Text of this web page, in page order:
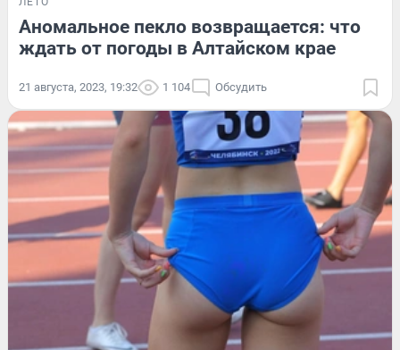
Аномальное пекло возвращается: что
ждать от погоды в Алтайском крае
21 августа, 2023, 19:32 1 104 Обсудить